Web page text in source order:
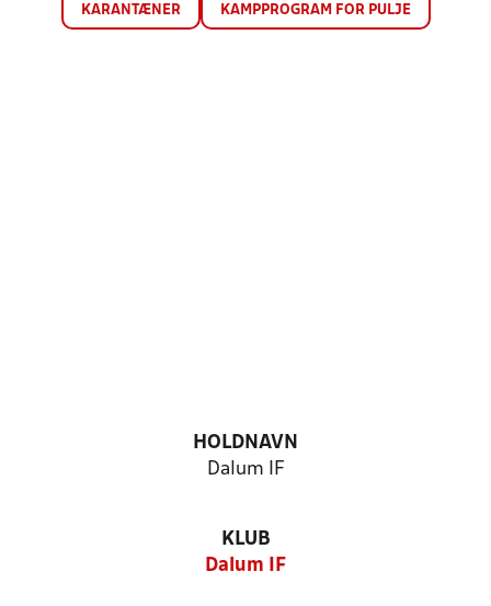
KARANTÆNER KAMPPROGRAM FOR PULJE
HOLDNAVN
Dalum IF
KLUB
Dalum IF